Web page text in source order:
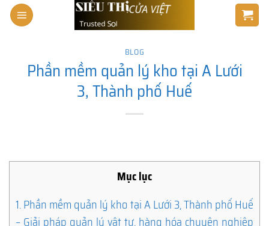
Skip
BLOG
Phần mềm quản lý kho tại A Lưới
3, Thành phố Huế
Mục lục
1.Phần mềm quản lý kho tại A Lưới 3, Thành phố Huế
– Giải pháp quản lý vật tư, hàng hóa chuyên nghiệp